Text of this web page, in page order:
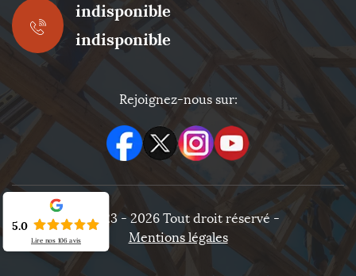
indisponible
indisponible
Rejoignez-nous sur:
©2023 - 2026 Tout droit réservé -
Mentions légales
5.0
Lire nos 106 avis